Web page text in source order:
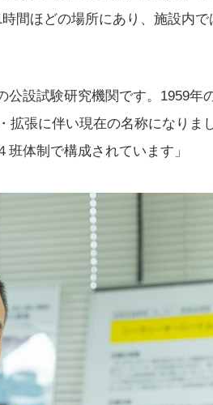
間ほどの場所にあり、施設内で
設試験研究機関です。1959年
拡張に伴い現在の名称になりま
体制で構成されています」